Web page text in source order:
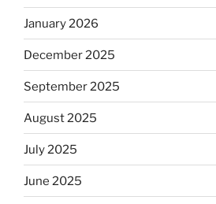
January 2026
December 2025
September 2025
August 2025
July 2025
June 2025